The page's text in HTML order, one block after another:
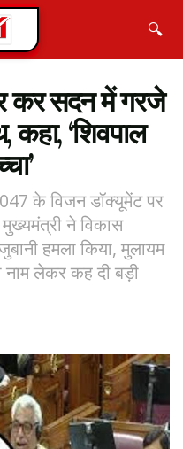
🔍
कर सदन में गरजे
कहा, ‘शिवपाल
के विजन डॉक्यूमेंट पर
मुख्यमंत्री ने विकास
हमला किया, मुलायम
नाम लेकर कह दी बड़ी